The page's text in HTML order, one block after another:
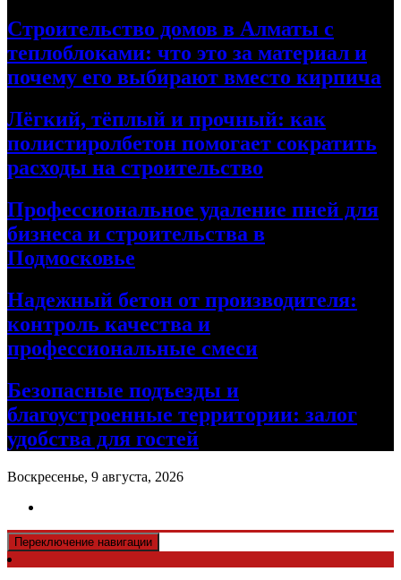
Строительство домов в Алматы с
теплоблоками: что это за материал и
почему его выбирают вместо кирпича
Лёгкий, тёплый и прочный: как
полистиролбетон помогает сократить
расходы на строительство
Профессиональное удаление пней для
бизнеса и строительства в
Подмосковье
Надежный бетон от производителя:
контроль качества и
профессиональные смеси
Безопасные подъезды и
благоустроенные территории: залог
удобства для гостей
Воскресенье, 9 августа, 2026
Переключение навигации